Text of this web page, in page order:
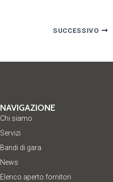
SUCCESSIVO
NAVIGAZIONE
Chi siamo
Servizi
Bandi di gara
News
Elenco aperto fornitori